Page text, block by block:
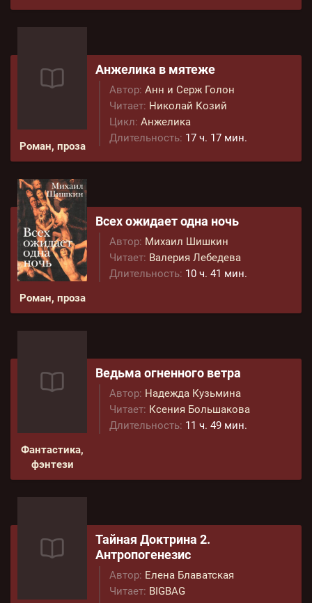
Роман, проза
Анжелика в мятеже
Автор: Анн и Серж Голон
Читает: Николай Козий
Цикл: Анжелика
Длительность: 17 ч. 17 мин.
Роман, проза
Всех ожидает одна ночь
Автор: Михаил Шишкин
Читает: Валерия Лебедева
Длительность: 10 ч. 41 мин.
Фантастика,
фэнтези
Ведьма огненного ветра
Автор: Надежда Кузьмина
Читает: Ксения Большакова
Длительность: 11 ч. 49 мин.
Тайная Доктрина 2.
Антропогенезис
Автор: Елена Блаватская
Читает: BIGBAG